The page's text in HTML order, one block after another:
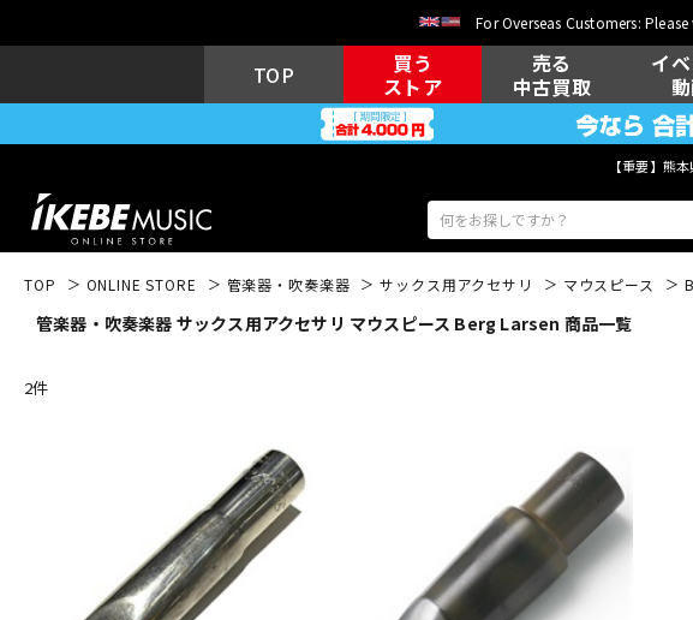
For Overseas Customers:
TOP
買う
ストア
売る
中古買取
イ
【重要】熊
エレキギター アコギ/エレ
キーボード
DJ機器 DTM
TOP ONLINE STORE 管楽器・吹奏楽器 サックス用アクセサリ マウスピース
管楽器・吹奏楽器 サックス用アクセサリ マウスピース Berg Larsen 商品一覧
2件